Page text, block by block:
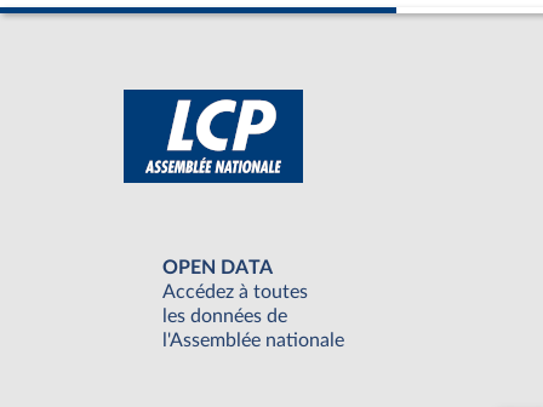
OPEN DATA
Accédez à toutes
les données de
l'Assemblée nationale